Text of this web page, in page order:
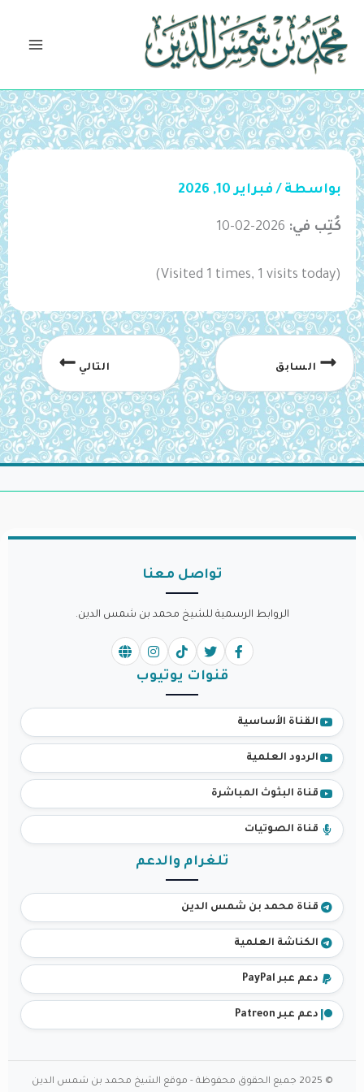
تخطي
المحتوى
بواسطة / فبراير 10, 2026
كُتِب في: 2026-02-10
(Visited 1 times, 1 visits today)
السابق التالي
تواصل معنا
الروابط الرسمية للشيخ محمد بن شمس الدين.
قنوات يوتيوب
القناة الأساسية
الردود العلمية
قناة البثوث المباشرة
قناة الصوتيات
تلغرام والدعم
قناة محمد بن شمس الدين
الكناشة العلمية
دعم عبر PayPal
دعم عبر Patreon
© 2025 جميع الحقوق محفوظة - موقع الشيخ محمد بن شمس الدين